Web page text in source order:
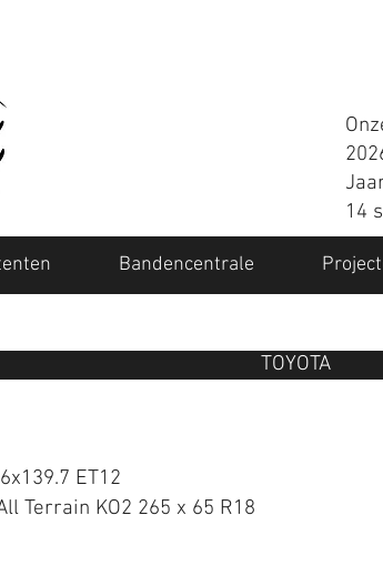
14
Bandencentrale
TOYOTA
ET12
Terrain KO2 265 x 65 R18